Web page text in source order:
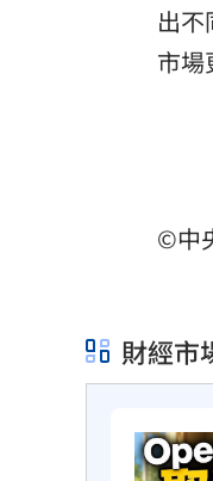
出
市場
©中
財經市